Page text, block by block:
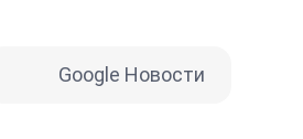
Google Новости